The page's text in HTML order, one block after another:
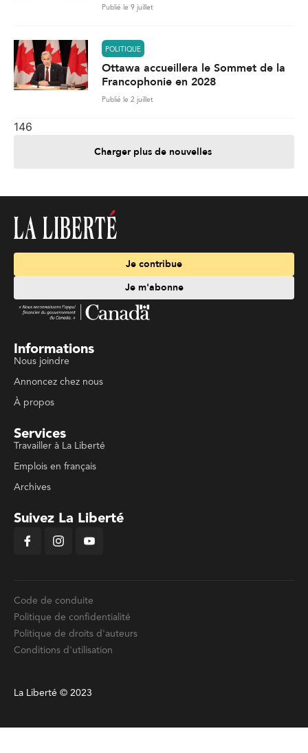
Publié le 9 juillet
POLITIQUE
Ottawa accueillera le Sommet de la
Francophonie en 2028
Publié le 2 juillet
146
Charger plus de nouvelles
Je contribue
Je m'abonne
Informations
Nous joindre
Annoncez chez nous
À propos
Services
Travailler à La Liberté
Emplois en français
Archives
Suivez La Liberté
Code de conduite
Politique de confidentialité
Politique de droits d'auteurs
Conditions d'utilisation
La Liberté © 2023